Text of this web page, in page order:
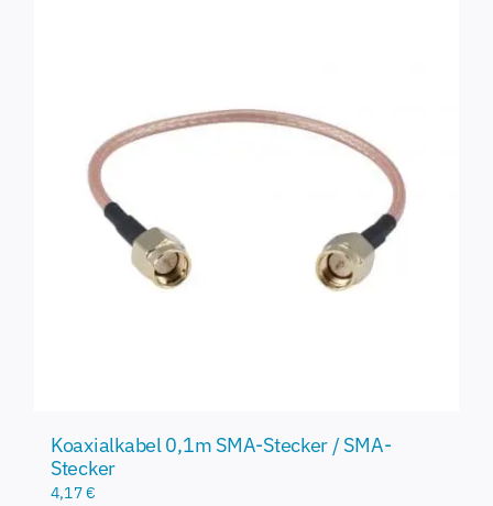
Koaxialkabel 0,1m SMA-Stecker / SMA-
Stecker
4,17€